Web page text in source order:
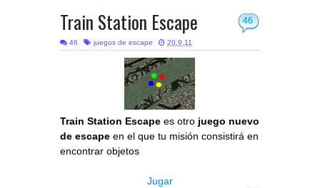
46
Train Station Escape
46 juegos de escape 20.9.11
Train Station Escape es otro juego nuevo
de escape en el que tu misión consistirá en
encontrar objetos
Jugar